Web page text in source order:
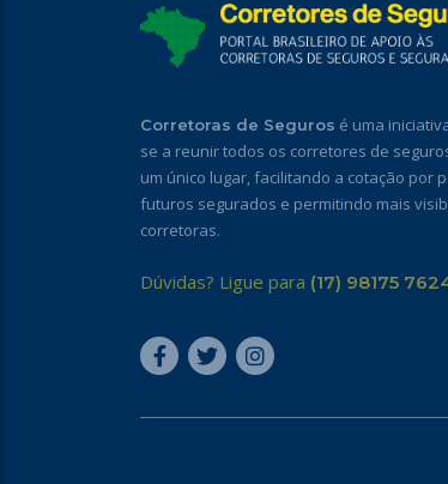
Corretoras de Seguros é uma
se a reunir todos os corretores de
um único lugar, facilitando a cotação por
futuros segurados e permitindo mais
corretoras.
Dúvidas? Ligue para (17) 98175